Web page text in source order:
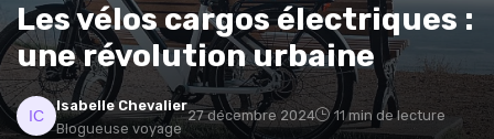
Les vélos cargos électriques :
une révolution urbaine
Isabelle Chevalier
Blogueuse voyage
27 décembre 2024 11 min de lecture